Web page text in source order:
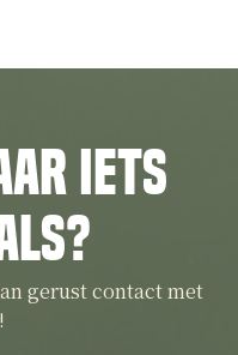
iets
gerust contact met